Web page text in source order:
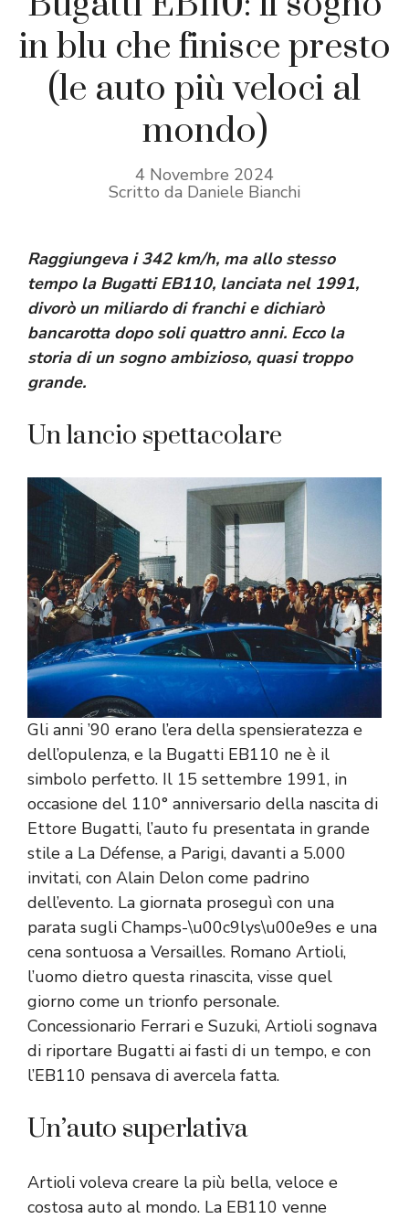
in blu che finisce presto
(le auto più veloci al
mondo)
4 Novembre 2024
Scritto da Daniele Bianchi
Raggiungeva i 342 km/h, ma allo stesso
tempo la Bugatti EB110, lanciata nel 1991,
divorò un miliardo di franchi e dichiarò
bancarotta dopo soli quattro anni. Ecco la
storia di un sogno ambizioso, quasi troppo
grande.
Un lancio spettacolare
Gli anni ’90 erano l’era della spensieratezza e
dell’opulenza, e la Bugatti EB110 ne è il
simbolo perfetto. Il 15 settembre 1991, in
occasione del 110° anniversario della nascita di
Ettore Bugatti, l’auto fu presentata in grande
stile a La Défense, a Parigi, davanti a 5.000
invitati, con Alain Delon come padrino
dell’evento. La giornata proseguì con una
parata sugli Champs-\u00c9lys\u00e9es e una
cena sontuosa a Versailles. Romano Artioli,
l’uomo dietro questa rinascita, visse quel
giorno come un trionfo personale.
Concessionario Ferrari e Suzuki, Artioli sognava
di riportare Bugatti ai fasti di un tempo, e con
l’EB110 pensava di avercela fatta.
Un’auto superlativa
Artioli voleva creare la più bella, veloce e
costosa auto al mondo. La EB110 venne